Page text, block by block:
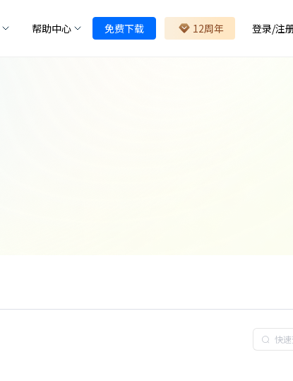
帮助中心 免费下载 12周年 登录/注